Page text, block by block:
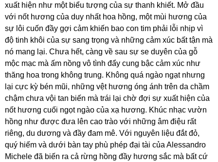
xuất hiện như một biểu tượng của sự thanh khiết. Mở đầu
với nốt hương của duy nhất hoa hồng, một mùi hương của
sự lôi cuốn đầy gợi cảm khiến bao con tim phải lỗi nhịp vì
độ tinh khôi của sự sang trọng và những cảm xúc bất tận mà
nó mang lại. Chưa hết, càng về sau sự se duyên của gỗ
mộc mạc mà ấm nồng vô tình đẩy cung bậc cảm xúc như
thăng hoa trong không trung. Không quá ngào ngạt nhưng
lại cực kỳ bén mũi, những vệt hương óng ánh trên da chầm
chậm chưa vội tan biến mà trái lại chờ đợi sự xuất hiện của
nốt hương cuối ngọt ngào của xạ hương. Khúc nhạc vườn
hồng như được đưa lên cao trào với những âm điệu rất
riêng, du dương và đầy đam mê. Với nguyên liệu đắt đỏ,
quý hiếm và dưới bàn tay phù phép đại tài của Alessandro
Michele đã biến ra cả rừng hồng đầy hương sắc mà bất cứ